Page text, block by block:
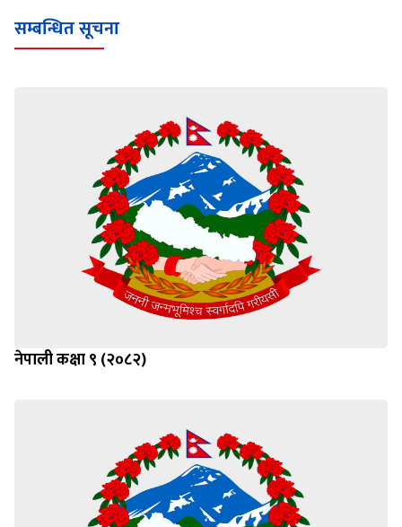
सम्बन्धित सूचना
नेपाली कक्षा ९ (२०८२)